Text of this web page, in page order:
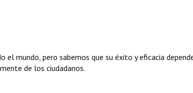
el mundo, pero sabemos que su éxito y eficacia
de los ciudadanos.